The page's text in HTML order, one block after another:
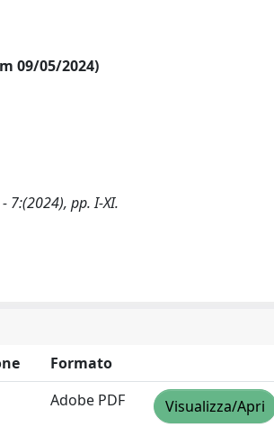
09/05/2024)
7:(2024), pp. I-XI.
Formato
Adobe PDF Visualizza/Apri